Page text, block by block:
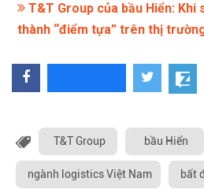
T&T Group của bầu Hiển: Khi
thành “điểm tựa” trên thị
T&T Group bầu Hiển
ngành logistics Việt Nam bất